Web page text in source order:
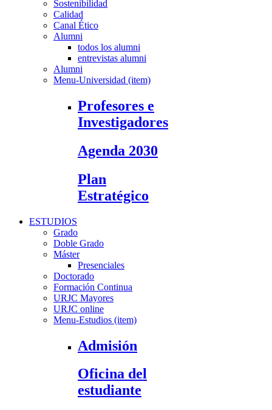
Sostenibilidad
Calidad
Canal Ético
Alumni
todos los alumni
entrevistas alumni
Alumni
Menu-Universidad (item)
Profesores e
Investigadores
Agenda 2030
Plan
Estratégico
ESTUDIOS
Grado
Doble Grado
Máster
Presenciales
Doctorado
Formación Continua
URJC Mayores
URJC online
Menu-Estudios (item)
Admisión
Oficina del
estudiante